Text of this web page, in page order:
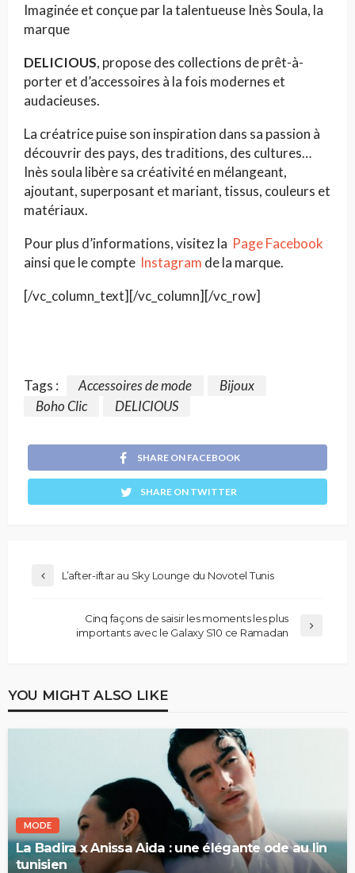
Imaginée et conçue par la talentueuse Inès Soula, la
marque
DELICIOUS, propose des collections de prêt-à-
porter et d’accessoires à la fois modernes et
audacieuses.
La créatrice puise son inspiration dans sa passion à
découvrir des pays, des traditions, des cultures…
Inès soula libère sa créativité en mélangeant,
ajoutant, superposant et mariant, tissus, couleurs et
matériaux.
Pour plus d’informations, visitez la Page Facebook
ainsi que le compte Instagram de la marque.
[/vc_column_text][/vc_column][/vc_row]
Tags : Accessoires de mode
Bijoux
Boho Clic
DELICIOUS
SHARE ON FACEBOOK
SHARE ON TWITTER
L’after-iftar au Sky Lounge du Novotel Tunis
Cinq façons de saisir les moments les plus
importants avec le Galaxy S10 ce Ramadan
YOU MIGHT ALSO LIKE
MODE
La Badira x Anissa Aida : une élégante ode au lin
tunisien